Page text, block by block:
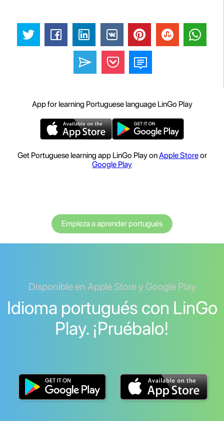
App for learning Portuguese language LinGo Play
Get Portuguese learning app LinGo Play onApple Storeor
Google Play
Empieza a aprender portugués
Disponible en Apple Store y Google Play
Idioma portugués con LinGo
Play. ¡Pruébalo!